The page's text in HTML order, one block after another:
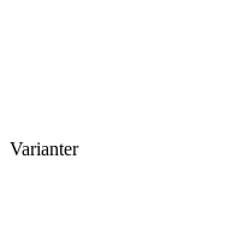
Varianter